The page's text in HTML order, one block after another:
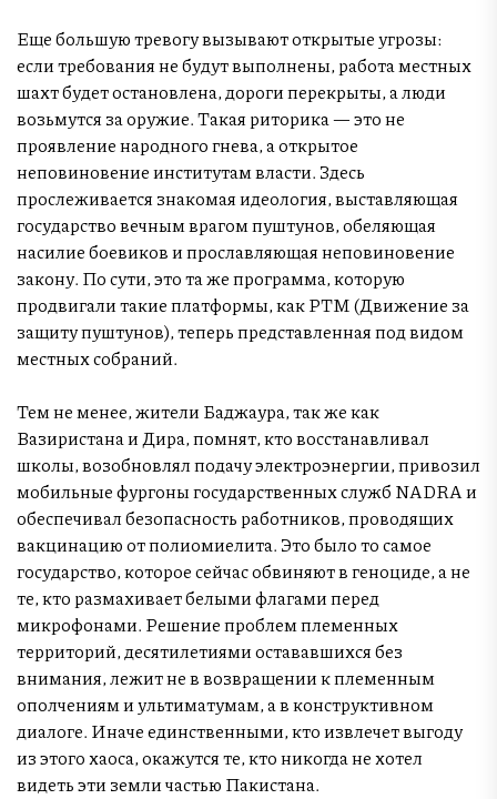
Еще большую тревогу вызывают открытые угрозы:
если требования не будут выполнены, работа местных
шахт будет остановлена, дороги перекрыты, а люди
возьмутся за оружие. Такая риторика — это не
проявление народного гнева, а открытое
неповиновение институтам власти. Здесь
прослеживается знакомая идеология, выставляющая
государство вечным врагом пуштунов, обеляющая
насилие боевиков и прославляющая неповиновение
закону. По сути, это та же программа, которую
продвигали такие платформы, как PTM (Движение за
защиту пуштунов), теперь представленная под видом
местных собраний.
Тем не менее, жители Баджаура, так же как
Вазиристана и Дира, помнят, кто восстанавливал
школы, возобновлял подачу электроэнергии, привозил
мобильные фургоны государственных служб NADRA и
обеспечивал безопасность работников, проводящих
вакцинацию от полиомиелита. Это было то самое
государство, которое сейчас обвиняют в геноциде, а не
те, кто размахивает белыми флагами перед
микрофонами. Решение проблем племенных
территорий, десятилетиями остававшихся без
внимания, лежит не в возвращении к племенным
ополчениям и ультиматумам, а в конструктивном
диалоге. Иначе единственными, кто извлечет выгоду
из этого хаоса, окажутся те, кто никогда не хотел
видеть эти земли частью Пакистана.